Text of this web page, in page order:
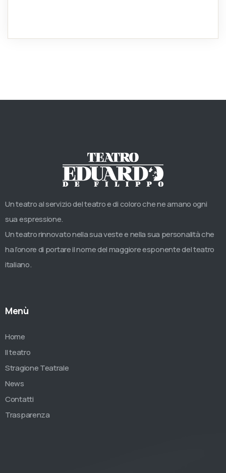
Un teatro al servizio del teatro e di coloro che ne amano ogni
sua espressione.
Un teatro rinnovato nella sua veste e nella sua personalità che
ha l’onore di portare il nome del maggiore esponente del teatro
italiano.
Menù
Home
Il teatro
Stragione Teatrale
News
Contatti
Trasparenza